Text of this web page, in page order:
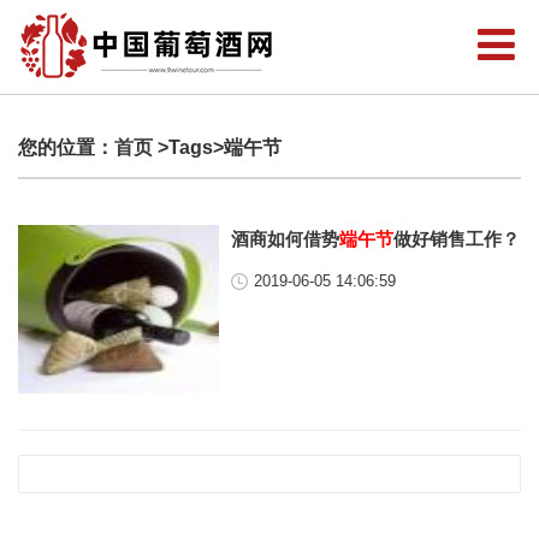
您的位置： 首页 >Tags>端午节
酒商如何借势端午节做好销售工作？
2019-06-05 14:06:59